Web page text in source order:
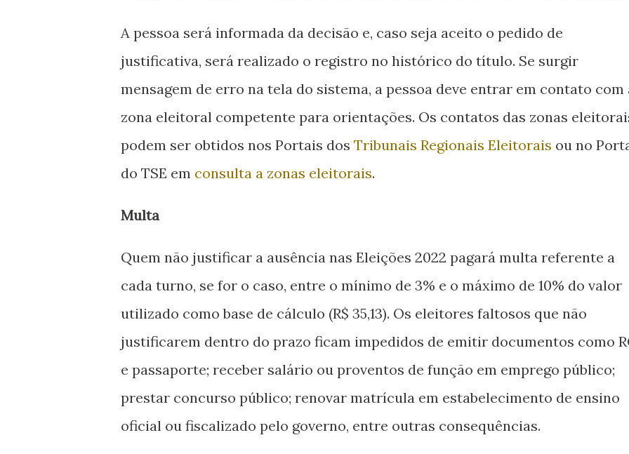
A pessoa será informada da decisão e, caso seja aceito o pedido de
justificativa, será realizado o registro no histórico do título. Se surgir
mensagem de erro na tela do sistema, a pessoa deve entrar em contato com
zona eleitoral competente para orientações. Os contatos das zonas
podem ser obtidos nos Portais dos Tribunais Regionais Eleitorais ou no
do TSE em consulta a zonas eleitorais.
Multa
Quem não justificar a ausência nas Eleições 2022 pagará multa referente a
cada turno, se for o caso, entre o mínimo de 3% e o máximo de 10% do valor
utilizado como base de cálculo (R$ 35,13). Os eleitores faltosos que não
justificarem dentro do prazo ficam impedidos de emitir documentos como
e passaporte; receber salário ou proventos de função em emprego público;
prestar concurso público; renovar matrícula em estabelecimento de ensino
oficial ou fiscalizado pelo governo, entre outras consequências.